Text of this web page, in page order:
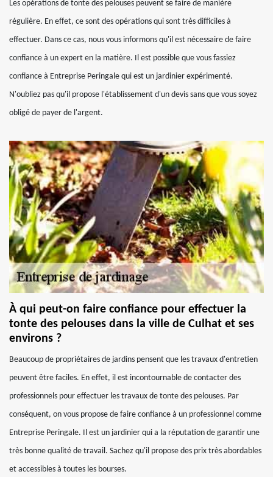
Les opérations de tonte des pelouses peuvent se faire de manière
régulière. En effet, ce sont des opérations qui sont très difficiles à
effectuer. Dans ce cas, nous vous informons qu'il est nécessaire de faire
confiance à un expert en la matière. Il est possible que vous fassiez
confiance à Entreprise Peringale qui est un jardinier expérimenté.
N'oubliez pas qu'il propose l'établissement d'un devis sans que vous soyez
obligé de payer de l'argent.
À qui peut-on faire confiance pour effectuer la
tonte des pelouses dans la ville de Culhat et ses
environs ?
Beaucoup de propriétaires de jardins pensent que les travaux d'entretien
peuvent être faciles. En effet, il est incontournable de contacter des
professionnels pour effectuer les travaux de tonte des pelouses. Par
conséquent, on vous propose de faire confiance à un professionnel comme
Entreprise Peringale. Il est un jardinier qui a la réputation de garantir une
très bonne qualité de travail. Sachez qu'il propose des prix très abordables
et accessibles à toutes les bourses.